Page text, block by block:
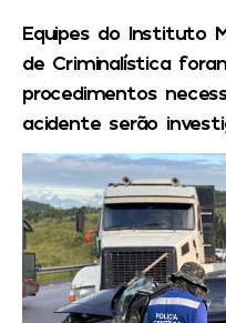
Equipes do Instituto
de Criminalística
procedimentos
acidente serão